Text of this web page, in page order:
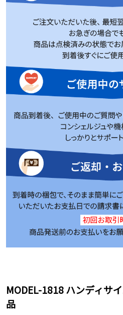
MODEL-1818 ハンディサ
品